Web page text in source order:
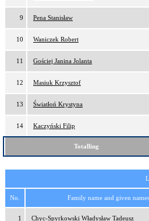
9 Pena Stanisław
10 Waniczek Robert
11 Gościej Janina Jolanta
12 Masiuk Krzysztof
13 Światłoń Krystyna
14 Kaczyński Filip
Totalling
No. Family name and given names
1 Chyc-Spyrkowski Władysław Tadeusz